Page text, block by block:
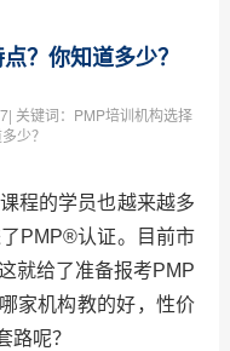
？你知道多少？
关键词：PMP培训机构选择
少？
程的学员也越来越多
PMP®认证。目前市
就给了准备报考PMP
家机构教的好，性价
路呢？